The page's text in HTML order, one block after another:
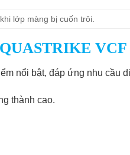
lớp màng bị cuốn trôi.
VCF
nổi bật, đáp ứng nhu cầu
thành cao.